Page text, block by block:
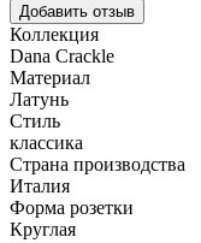
Добавить отзыв
Коллекция
Dana Crackle
Материал
Латунь
Стиль
классика
Страна производства
Италия
Форма розетки
Круглая